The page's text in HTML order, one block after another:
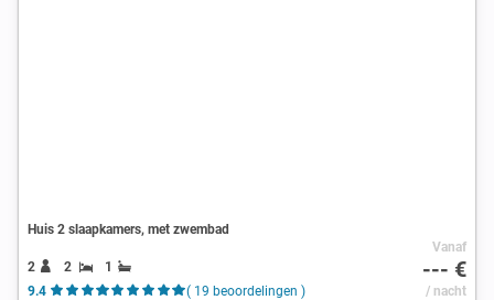
Huis 2 slaapkamers, met zwembad
2 2
1
9.4
( 19 beoordelingen )
Vanaf
--- €
/ nacht